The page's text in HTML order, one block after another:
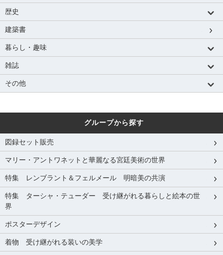
歴史
建築書
暮らし・趣味
雑誌
その他
グループから探す
図録セット販売
マリー・アントワネットと華麗なる宮廷美術の世界
特集 レンブラント＆フェルメール 明暗美の共演
特集 ターシャ・テューダー 受け継がれる暮らしと絵本の世
界
ポスターデザイン
着物 受け継がれる装いの美学